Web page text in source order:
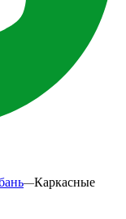
—Каркасные